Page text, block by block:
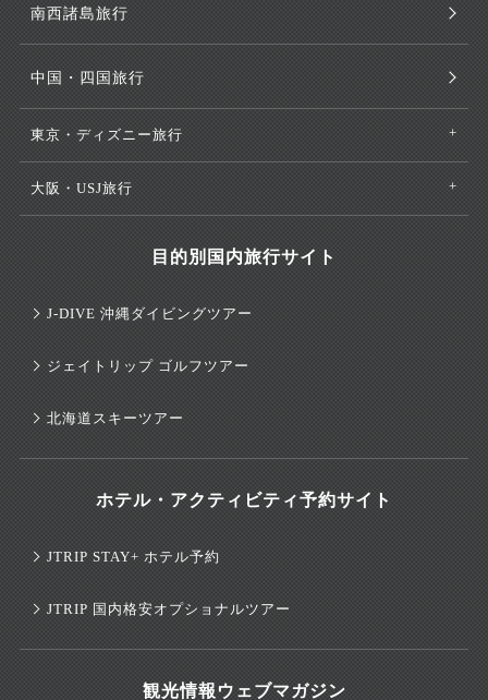
南西諸島旅行
中国・四国旅行
東京・ディズニー旅行
大阪・USJ旅行
目的別国内旅行サイト
J-DIVE 沖縄ダイビングツアー
ジェイトリップ ゴルフツアー
北海道スキーツアー
ホテル・アクティビティ予約サイト
JTRIP STAY+ ホテル予約
JTRIP 国内格安オプショナルツアー
観光情報ウェブマガジン